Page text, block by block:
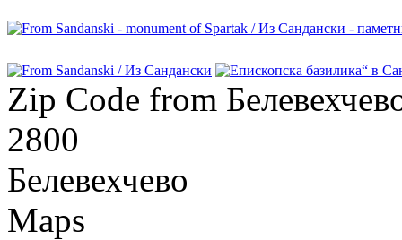
Zip Code from
2800
Белевехчево
Maps